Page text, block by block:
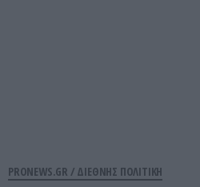
PRONEWS.GR / ΔΙΕΘΝΗΣ ΠΟΛΙΤΙΚΗ